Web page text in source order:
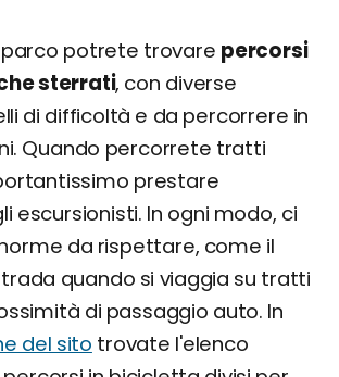
parco potrete trovare percorsi
sterrati, con diverse
di difficoltà e da percorrere in
Quando percorrete tratti
prestare
escursionisti. In ogni modo, ci
da rispettare, come il
quando si viaggia su tratti
di passaggio auto. In
del sito trovate l'elenco